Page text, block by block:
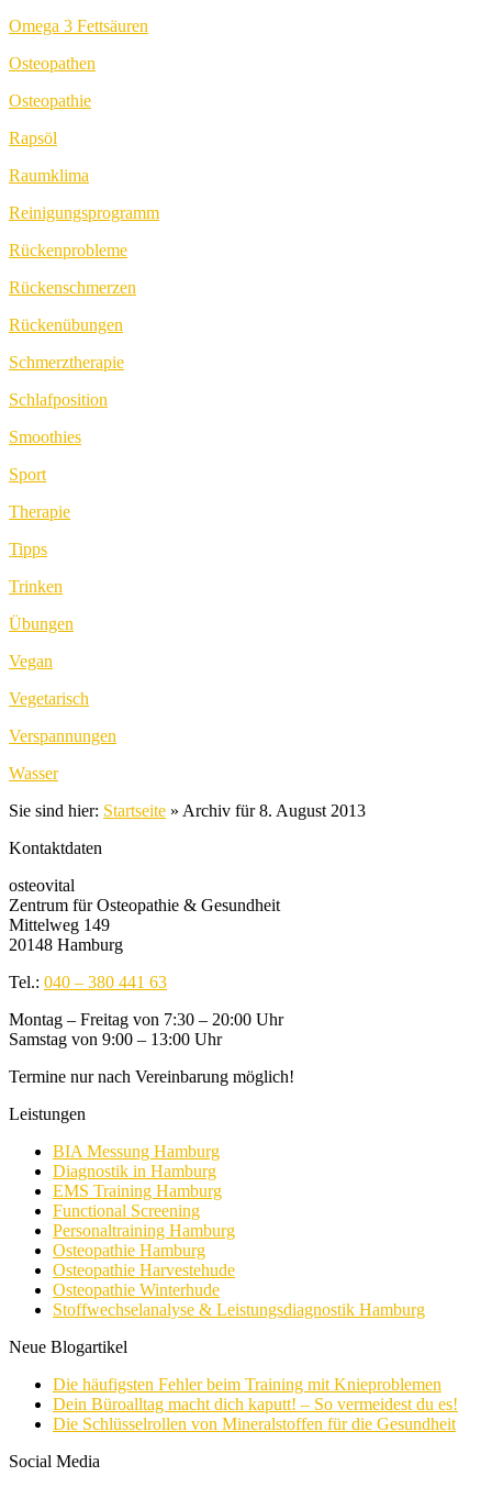
Omega 3 Fettsäuren
Osteopathen
Osteopathie
Rapsöl
Raumklima
Reinigungsprogramm
Rückenprobleme
Rückenschmerzen
Rückenübungen
Schmerztherapie
Schlafposition
Smoothies
Sport
Therapie
Tipps
Trinken
Übungen
Vegan
Vegetarisch
Verspannungen
Wasser
Sie sind hier: Startseite » Archiv für 8. August 2013
Kontaktdaten
osteovital
Zentrum für Osteopathie & Gesundheit
Mittelweg 149
20148 Hamburg
Tel.: 040 – 380 441 63
Montag – Freitag von 7:30 – 20:00 Uhr
Samstag von 9:00 – 13:00 Uhr
Termine nur nach Vereinbarung möglich!
Leistungen
BIA Messung Hamburg
Diagnostik in Hamburg
EMS Training Hamburg
Functional Screening
Personaltraining Hamburg
Osteopathie Hamburg
Osteopathie Harvestehude
Osteopathie Winterhude
Stoffwechselanalyse & Leistungsdiagnostik Hamburg
Neue Blogartikel
Die häufigsten Fehler beim Training mit Knieproblemen
Dein Büroalltag macht dich kaputt! – So vermeidest du es!
Die Schlüsselrollen von Mineralstoffen für die Gesundheit
Social Media